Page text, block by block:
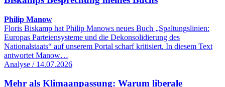
Philip Manow
Floris Biskamp hat Philip Manows neues Buch „Spaltungslinien:
Europas Parteiensysteme und die Dekonsolidierung des
Nationalstaats“ auf unserem Portal scharf kritisiert. In diesem Text
antwortet Manow…
Analyse / 14.07.2026
Mehr als Klimaanpassung: Warum liberale